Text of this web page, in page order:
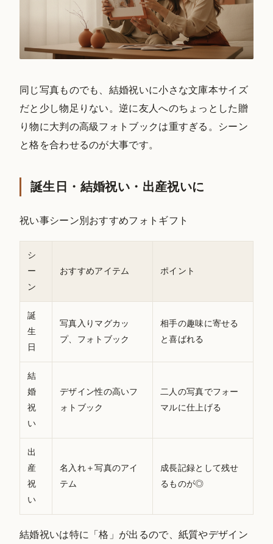
同じ写真ものでも、結婚祝いに小さな文庫本サイズ
だと少し物足りない。逆に友人へのちょっとした贈
り物に大判の高級フォトブックは重すぎる。シーン
と格を合わせるのが大事です。
誕生日・結婚祝い・出産祝いに
祝い事シーン別おすすめフォトギフト
シ
ー
ン
おすすめアイテム ポイント
誕
生
日
写真入りマグカッ
プ、フォトブック
相手の趣味に寄せる
と喜ばれる
結
婚
祝
い
デザイン性の高いフ
ォトブック
二人の写真でフォー
マルに仕上げる
出
産
祝
い
名入れ＋写真のアイ
テム
成長記録として残せ
るものが◎
結婚祝いは特に「格」が出るので、紙質やデザイン